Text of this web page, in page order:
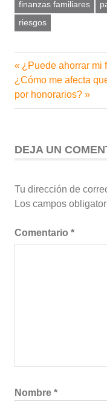
finanzas familiares
riesgos
de
Entrada
anterior:
¿Puede ahorrar mi
Siguiente
entrada:
¿Cómo me afecta
por honorarios?
DEJA UN
Tu dirección de
Los campos
Comentario *
Nombre *